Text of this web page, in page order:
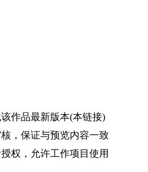
作品最新版本(本链接)
，保证与预览内容一致
权，允许工作项目使用